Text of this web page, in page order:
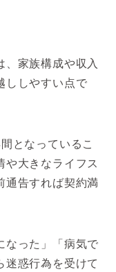
、家族構成や収入
ししやすい点で
となっているこ
や大きなライフス
通告すれば契約満
なった」「病気で
迷惑行為を受けて